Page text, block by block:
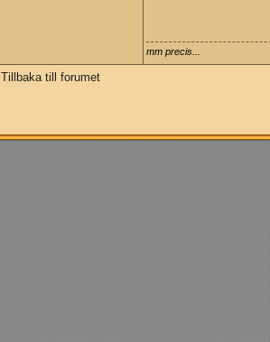
mm precis...
Tillbaka till forumet